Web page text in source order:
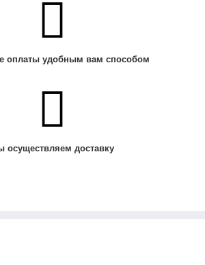
оплаты удобным вам способом
осуществляем доставку